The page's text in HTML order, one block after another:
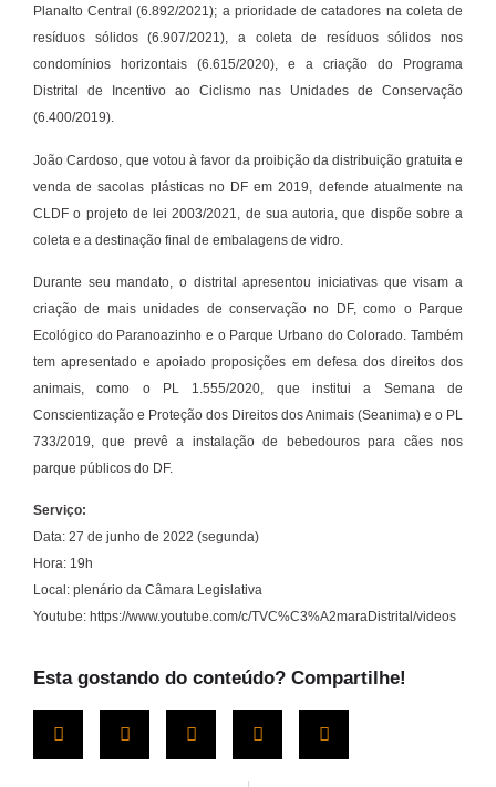
Planalto Central (6.892/2021); a prioridade de catadores na coleta de
resíduos sólidos (6.907/2021), a coleta de resíduos sólidos nos
condomínios horizontais (6.615/2020), e a criação do Programa
Distrital de Incentivo ao Ciclismo nas Unidades de Conservação
(6.400/2019).
João Cardoso, que votou à favor da proibição da distribuição gratuita e
venda de sacolas plásticas no DF em 2019, defende atualmente na
CLDF o projeto de lei 2003/2021, de sua autoria, que dispõe sobre a
coleta e a destinação final de embalagens de vidro.
Durante seu mandato, o distrital apresentou iniciativas que visam a
criação de mais unidades de conservação no DF, como o Parque
Ecológico do Paranoazinho e o Parque Urbano do Colorado. Também
tem apresentado e apoiado proposições em defesa dos direitos dos
animais, como o PL 1.555/2020, que institui a Semana de
Conscientização e Proteção dos Direitos dos Animais (Seanima) e o PL
733/2019, que prevê a instalação de bebedouros para cães nos
parque públicos do DF.
Serviço:
Data: 27 de junho de 2022 (segunda)
Hora: 19h
Local: plenário da Câmara Legislativa
Youtube: https://www.youtube.com/c/TVC%C3%A2maraDistrital/videos
Esta gostando do conteúdo? Compartilhe!